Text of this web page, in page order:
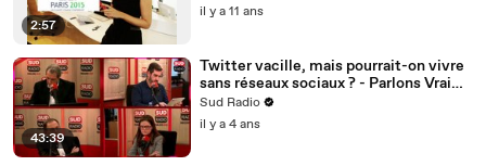
2:57
il y a 11 ans
43:39
Twitter vacille, mais pourrait-on vivre
sans réseaux sociaux ? - Parlons Vrai
chez Bourdin
Sud Radio
il y a 4 ans